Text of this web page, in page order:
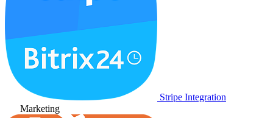
Stripe Integration
Marketing